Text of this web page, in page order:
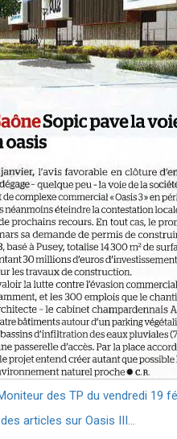
des TP du vendredi 19
articles sur Oasis III...